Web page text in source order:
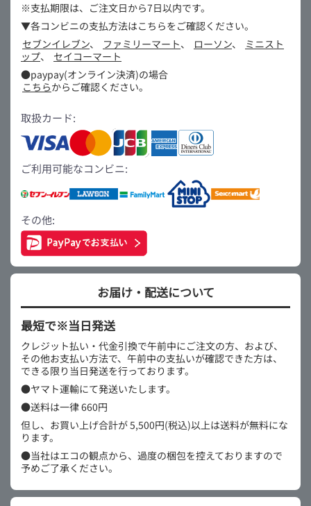
※支払期限は、ご注文日から7日以内です。
▼各コンビニの支払方法はこちらをご確認ください。
セブンイレブン、 ファミリーマート、 ローソン、
ミニスト
ップ、
セイコーマート
●paypay(オンライン決済)の場合
こちらからご確認ください。
取扱カード:
ご利用可能なコンビニ:
その他:
お届け・配送について
最短で※当日発送
クレジット払い・代金引換で午前中にご注文の方、および、
その他お支払い方法で、午前中の支払いが確認できた方は、
できる限り当日発送を行っております。
●ヤマト運輸にて発送いたします。
●送料は一律 660円
但し、お買い上げ合計が 5,500円(税込)以上は送料が無料にな
ります。
●当社はエコの観点から、過度の梱包を控えておりますので
予めご了承ください。